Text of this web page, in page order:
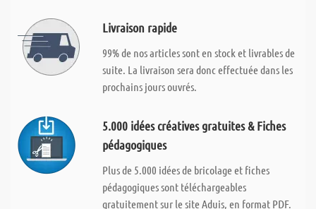
Livraison rapide
99% de nos articles sont en stock et livrables de
suite. La livraison sera donc effectuée dans les
prochains jours ouvrés.
5.000 idées créatives gratuites & Fiches
pédagogiques
Plus de 5.000 idées de bricolage et fiches
pédagogiques sont téléchargeables
gratuitement sur le site Aduis, en format PDF.